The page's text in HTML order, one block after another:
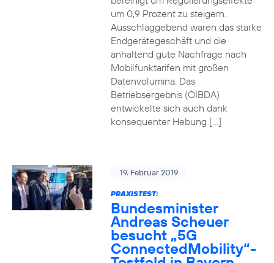
um 0,9 Prozent zu steigern.
Ausschlaggebend waren das starke
Endgerätegeschäft und die
anhaltend gute Nachfrage nach
Mobilfunktarifen mit großen
Datenvolumina. Das
Betriebsergebnis (OIBDA)
entwickelte sich auch dank
konsequenter Hebung […]
19. Februar 2019
PRAXISTEST:
Bundesminister
Andreas Scheuer
besucht „5G
ConnectedMobility“-